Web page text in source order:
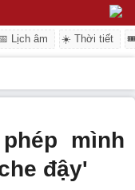
Lịch âm ☀️ Thời tiết
mình
đậy'